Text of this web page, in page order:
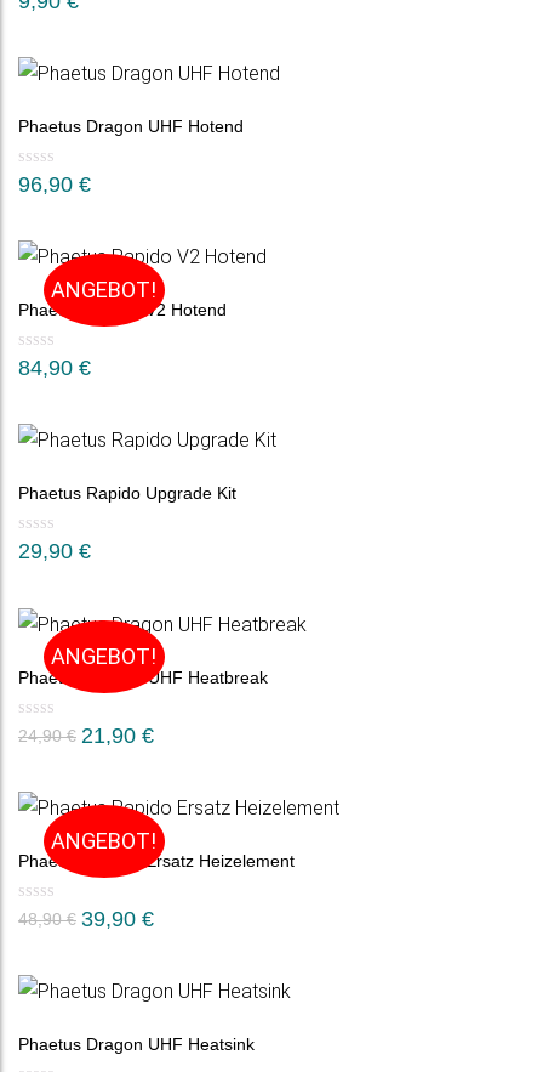
Phaetus Dragon UHF Hotend
96,90 €
ANGEBOT!
Phaetus Rapido V2 Hotend
84,90 €
Phaetus Rapido Upgrade Kit
29,90 €
ANGEBOT!
Phaetus Dragon UHF Heatbreak
24,90€ Ursprünglicher
war:
24,90 €
21,90 €Aktueller
ist:
21,90 €.
ANGEBOT!
Phaetus Rapido Ersatz Heizelement
48,90€ Ursprünglicher
war:
48,90 €
39,90 €Aktueller
ist:
Phaetus Dragon UHF Heatsink